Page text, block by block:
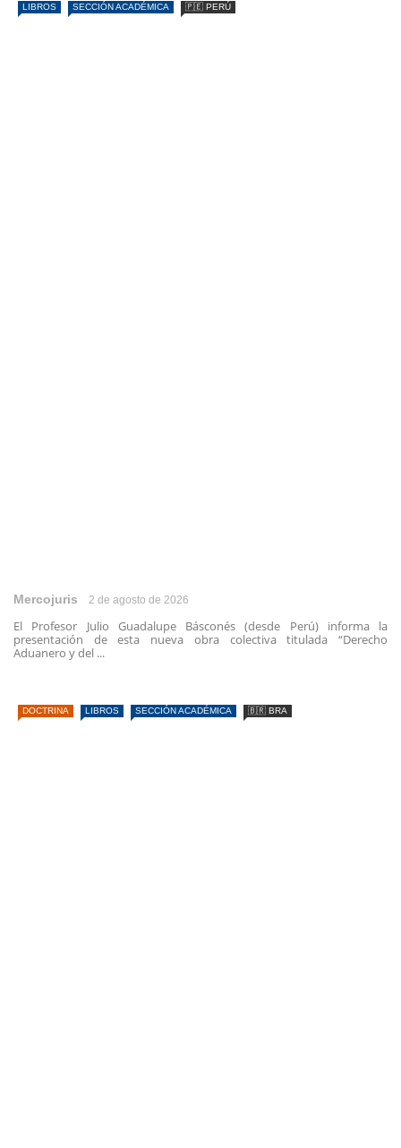
LIBROS SECCIÓN ACADÉMICA 🇵🇪 PERÚ
Mercojuris 2 de agosto de 2026
El Profesor Julio Guadalupe Básconés (desde Perú) informa la
presentación de esta nueva obra colectiva titulada “Derecho
Aduanero y del ...
DOCTRINA LIBROS SECCIÓN ACADÉMICA 🇧🇷 BRA